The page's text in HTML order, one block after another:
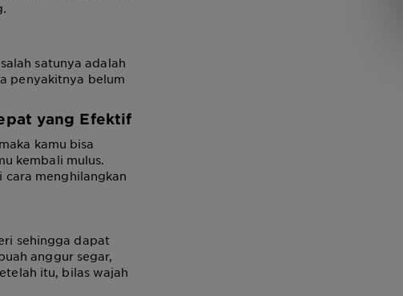
satunya adalah
penyakitnya belum
yang Efektif
kamu bisa
kembali mulus.
cara menghilangkan
sehingga dapat
anggur segar,
itu, bilas wajah